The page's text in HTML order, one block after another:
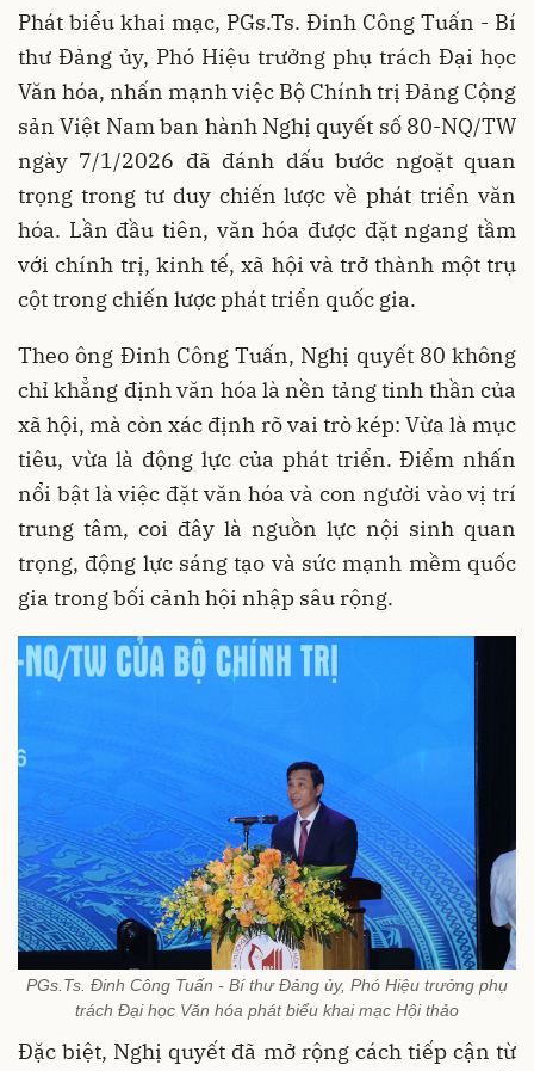
Phát biểu khai mạc, PGs.Ts. Đinh Công Tuấn - Bí
thư Đảng ủy, Phó Hiệu trưởng phụ trách Đại học
Văn hóa, nhấn mạnh việc Bộ Chính trị Đảng Cộng
sản Việt Nam ban hành Nghị quyết số 80-NQ/TW
ngày 7/1/2026 đã đánh dấu bước ngoặt quan
trọng trong tư duy chiến lược về phát triển văn
hóa. Lần đầu tiên, văn hóa được đặt ngang tầm
với chính trị, kinh tế, xã hội và trở thành một trụ
cột trong chiến lược phát triển quốc gia.
Theo ông Đinh Công Tuấn, Nghị quyết 80 không
chỉ khẳng định văn hóa là nền tảng tinh thần của
xã hội, mà còn xác định rõ vai trò kép: Vừa là mục
tiêu, vừa là động lực của phát triển. Điểm nhấn
nổi bật là việc đặt văn hóa và con người vào vị trí
trung tâm, coi đây là nguồn lực nội sinh quan
trọng, động lực sáng tạo và sức mạnh mềm quốc
gia trong bối cảnh hội nhập sâu rộng.
PGs.Ts. Đinh Công Tuấn - Bí thư Đảng ủy, Phó Hiệu trưởng phụ
trách Đại học Văn hóa phát biểu khai mạc Hội thảo
Đặc biệt, Nghị quyết đã mở rộng cách tiếp cận từ